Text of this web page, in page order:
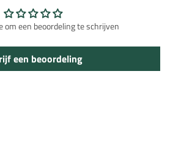
om een beoordeling te schrijven
een beoordeling
om producten aan uw verlanglijst